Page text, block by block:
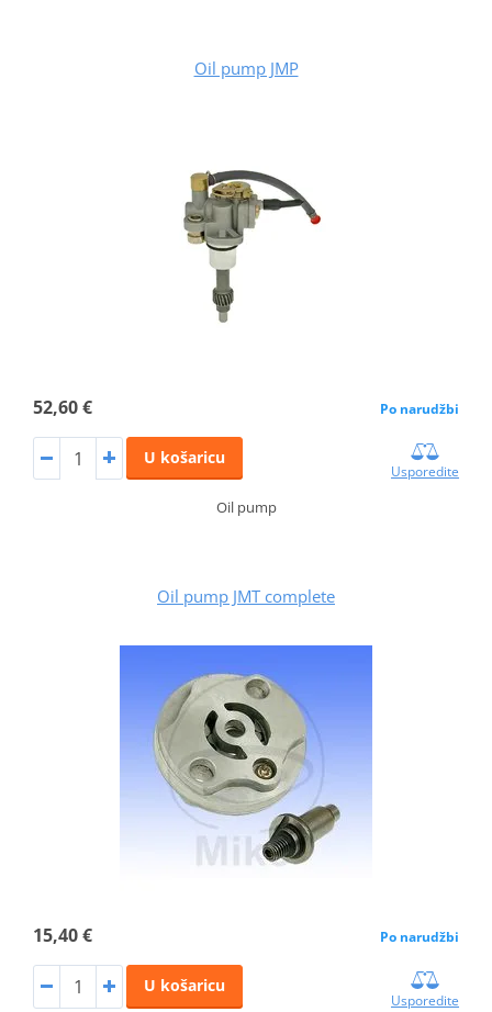
Oil pump JMP
52,60 € Po narudžbi
U košaricu
Usporedite
Oil pump
Oil pump JMT complete
15,40 € Po narudžbi
U košaricu
Usporedite